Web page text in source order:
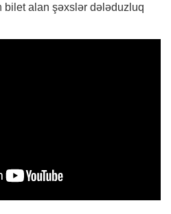
alan şəxslər dələduzluq